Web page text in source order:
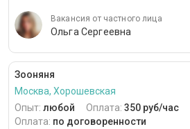
Вакансия от частного лица
Ольга Сергеевна
Зооняня
Москва, Хорошевская
Опыт: любой Оплата: 350 руб/час
Оплата: по договоренности